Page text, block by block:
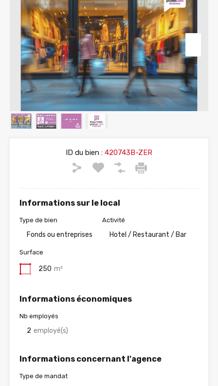
ID du bien : 420743B-ZER
Informations sur le local
Type de bien
Fonds ou entreprises
Activité
Hotel / Restaurant / Bar
Surface
250 m²
Informations économiques
Nb employés
2 employé(s)
Informations concernant l'agence
Type de mandat